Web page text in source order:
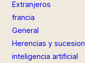
Extranjeros
francia
General
Herencias y
inteligencia artificial